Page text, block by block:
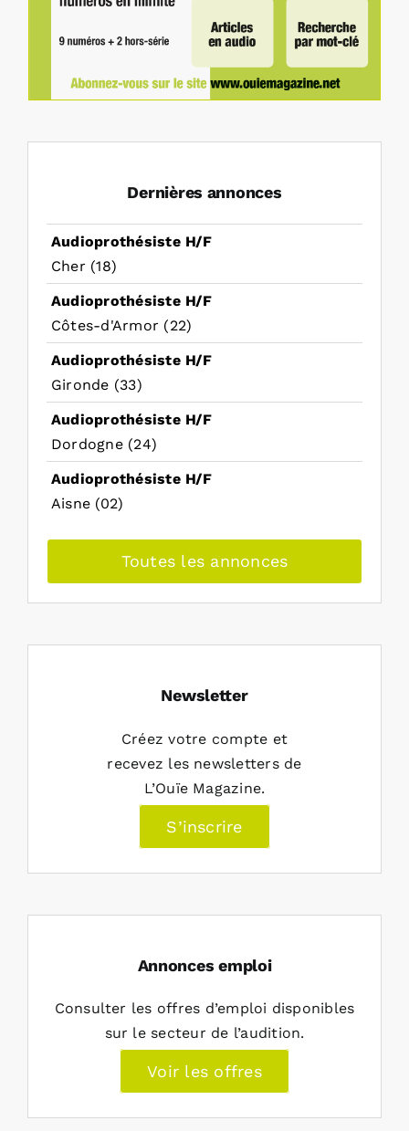
Dernières annonces
Audioprothésiste H/F
Cher (18)
Audioprothésiste H/F
Côtes-d'Armor (22)
Audioprothésiste H/F
Gironde (33)
Audioprothésiste H/F
Dordogne (24)
Audioprothésiste H/F
Aisne (02)
Toutes les annonces
Newsletter
Créez votre compte et
recevez les newsletters de
L’Ouïe Magazine.
S’inscrire
Annonces emploi
Consulter les offres d’emploi disponibles
sur le secteur de l’audition.
Voir les offres